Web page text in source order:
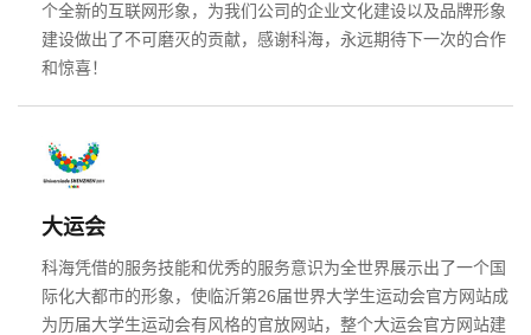
个全新的互联网形象，为我们公司的企业文化建设以及品牌形象
建设做出了不可磨灭的贡献，感谢科海，永远期待下一次的合作
和惊喜！
大运会
科海凭借的服务技能和优秀的服务意识为全世界展示出了一个国
际化大都市的形象，使临沂第26届世界大学生运动会官方网站成
为历届大学生运动会有风格的官放网站，整个大运会官方网站建